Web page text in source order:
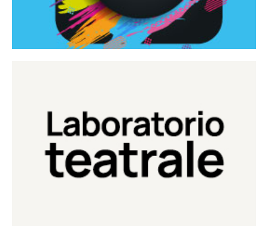
Laboratorio Teatrale
Laboratorio di teatro del Teatro Eduardo de Filippo
Continua